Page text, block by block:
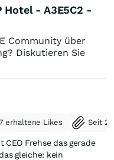
Hotel - A3E5C2 -
Community über
Diskutieren Sie
erhaltene Likes Seit
Frehse das gerade
gleiche: kein